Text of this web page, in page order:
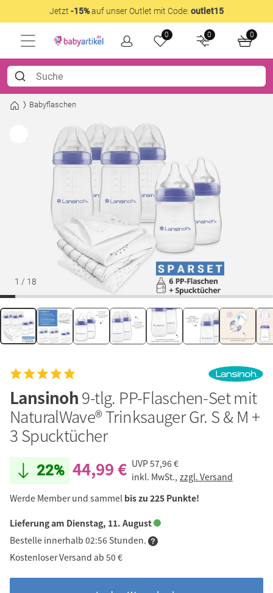
Jetzt -15%auf unser Outlet mit Code: outlet15
0 0 0
Babyflaschen
1 / 18
Lansinoh9-tlg. PP-Flaschen-Set mit
NaturalWave® Trinksauger Gr. S & M +
3 Spucktücher
22% 44,99 € UVP57,96 €
inkl. MwSt., zzgl. Versand
Werde Member und sammel bis zu 225 Punkte!
Lieferung am Dienstag, 11. August
Bestelle innerhalb 02:56 Stunden.
Kostenloser Versand ab 50 €